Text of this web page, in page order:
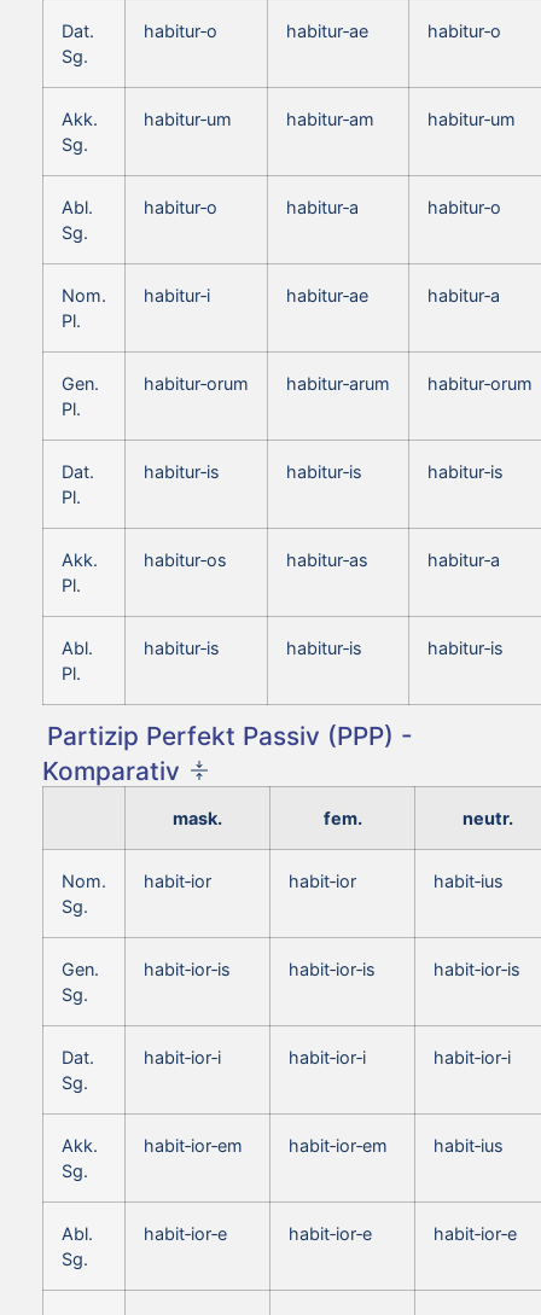
Dat.
Sg.
habitur‑o habitur‑ae habitur‑o
Akk.
Sg.
habitur‑um habitur‑am habitur‑um
Abl.
Sg.
habitur‑o habitur‑a habitur‑o
Nom.
Pl.
habitur‑i habitur‑ae habitur‑a
Gen.
Pl.
habitur‑orum habitur‑arum habitur‑orum
Dat.
Pl.
habitur‑is habitur‑is habitur‑is
Akk.
Pl.
habitur‑os habitur‑as habitur‑a
Abl.
Pl.
habitur‑is habitur‑is habitur‑is
Partizip Perfekt Passiv (PPP) -
Komparativ
mask. fem. neutr.
Nom.
Sg.
habit‑ior habit‑ior habit‑ius
Gen.
Sg.
habit‑ior‑is habit‑ior‑is habit‑ior‑is
Dat.
Sg.
habit‑ior‑i habit‑ior‑i habit‑ior‑i
Akk.
Sg.
habit‑ior‑em habit‑ior‑em habit‑ius
Abl.
Sg.
habit‑ior‑e habit‑ior‑e habit‑ior‑e